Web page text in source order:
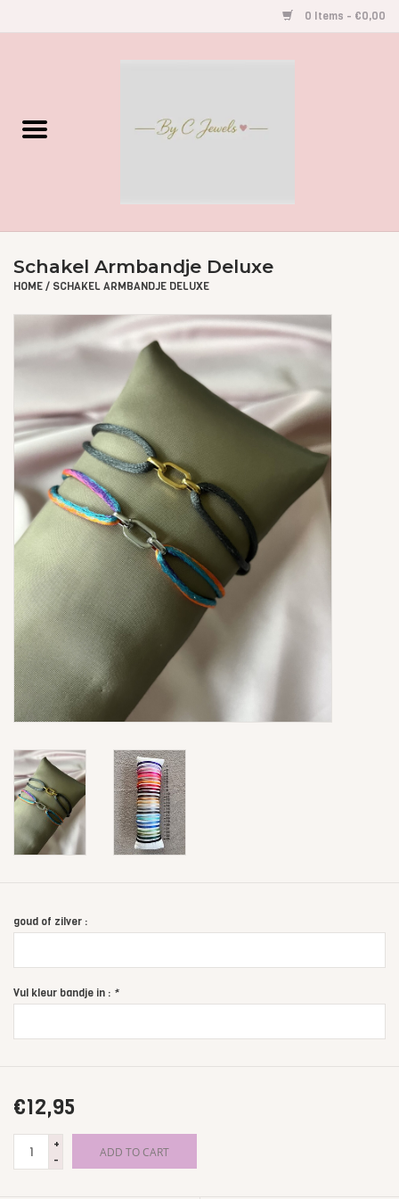
0 Items - €0,00
Gegraveerde Sieraden
Oorbellen
Kettingen
Accessoires
Ringen
Super Sale
New In
Special Satijn Koord
Brands
Schakel Armbandje Deluxe
HOME/ SCHAKEL ARMBANDJE DELUXE
goud of zilver :
Vul kleur bandje in : *
€12,95
+
-
ADD TO CART